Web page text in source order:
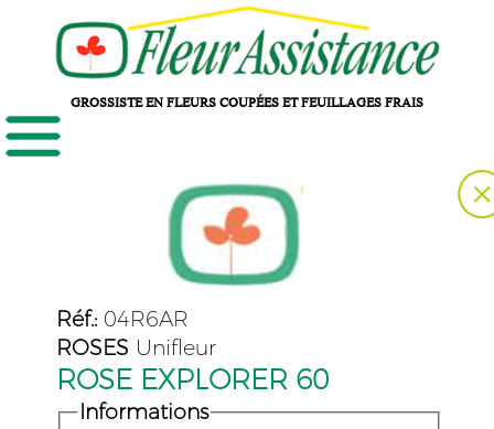
GROSSISTE EN FLEURS COUPÉES ET FEUILLAGES FRAIS
Réf.: 04R6AR
ROSES Unifleur
ROSE EXPLORER 60
Informations